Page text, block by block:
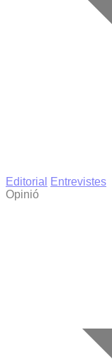
Editorial
Entrevistes
Opinió